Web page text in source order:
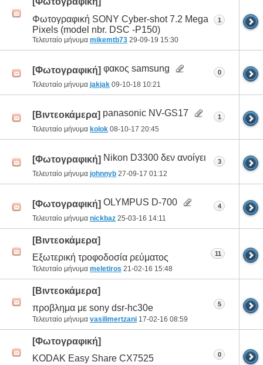
Φωτογραφική SONY Cyber-shot 7.2 Mega
Pixels (model nbr. DSC -P150)
Τελευταίο μήνυμα mikemtb73 29-09-19 15:30
1
[Φωτογραφική] φακος samsung
Τελευταίο μήνυμα jakjak 09-10-18 10:21
0
[Βιντεοκάμερα] panasonic NV-GS17
Τελευταίο μήνυμα kolok 08-10-17 20:45
1
[Φωτογραφική] Nikon D3300 δεν ανοίγει
Τελευταίο μήνυμα johnnyb 27-09-17 01:12
3
[Φωτογραφική] OLYMPUS D-700
Τελευταίο μήνυμα nickbaz 25-03-16 14:11
4
[Βιντεοκάμερα]
Εξωτερική τροφοδοσία ρεύματος
Τελευταίο μήνυμα meletiros 21-02-16 15:48
11
[Βιντεοκάμερα]
προβλημα με sony dsr-hc30e
Τελευταίο μήνυμα vasilimertzani 17-02-16 08:59
5
[Φωτογραφική]
KODAK Easy Share CX7525
0